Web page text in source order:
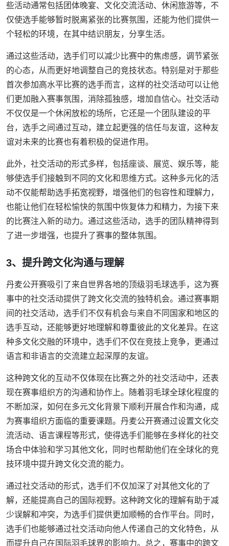
些活动通常包括团体晚宴、文化交流活动、休闲旅游等，不
仅使选手能够暂时脱离紧张的比赛氛围，还能为他们提供一
个轻松的环境，在其中结识朋友，分享生活。
通过这些活动，选手们可以减少比赛中的焦虑感，调节紧张
的心态，从而更好地调整自己的竞技状态。特别是对于那些
首次参加高水平比赛的选手而言，这样的社交活动可以让他
们更加融入赛事氛围，消除孤独感，增加自信心。社交活动
不仅仅是一个休闲放松的场所，它还是一个团队建设的平
台，选手之间通过互动，建立起更强的信任与友谊，这种友
谊对未来的比赛也有着积极的促进作用。
此外，社交活动的形式多样，包括座谈、展览、娱乐等，能
够使选手们接触到不同的文化和思维方式。这种多元化的活
动不仅能帮助选手拓宽视野，增强他们的包容性和理解力，
也能让他们在轻松愉快的氛围中恢复体力和精力，为接下来
的比赛注入新的动力。通过这些活动，选手的团队精神得到
了进一步增强，也提升了赛事的整体氛围。
3、提升跨文化沟通与理解
丹麦公开赛吸引了来自世界各地的顶级羽毛球选手，这为赛
事中的社交活动提供了跨文化交流的独特机会。通过赛事期
间的社交活动，选手们不仅有机会与来自不同国家和地区的
选手互动，还能够更好地理解和尊重彼此的文化差异。在这
种多文化交融的环境中，选手们不仅在竞技上竞争，更通过
语言和非语言的交流建立起深厚的友谊。
这种跨文化的互动不仅体现在比赛之外的社交活动中，还表
现在赛事组织方的沟通和协作上。随着羽毛球全球化程度的
不断加深，如何在多元文化背景下顺利开展合作和沟通，成
为赛事组织方面临的重要课题。丹麦公开赛通过设置文化交
流活动、语言课程等形式，使得选手们能够在多样化的社交
场合中体验和学习其他文化，同时也帮助他们在全球化的竞
技环境中提升跨文化交流的能力。
通过社交活动的形式，选手们不仅加深了对其他文化的了
解，还能提高自己的国际视野。这种跨文化的理解有助于减
少误解和冲突，为选手们提供更加顺畅的合作平台。同时，
选手们也能够通过社交活动向他人传递自己的文化特色，从
而提升自己在国际羽毛球界的影响力。总之，赛事中的跨文